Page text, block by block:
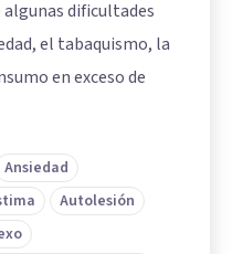
dificultades
el tabaquismo, la
en exceso de
Ansiedad
Autolesión